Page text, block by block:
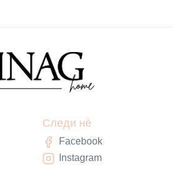
Следи нè
Facebook
Instagram